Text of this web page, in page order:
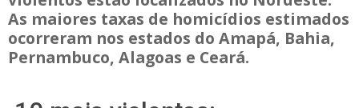
As maiores taxas de homicídios estimados
ocorreram nos estados do Amapá, Bahia,
Pernambuco, Alagoas e Ceará.